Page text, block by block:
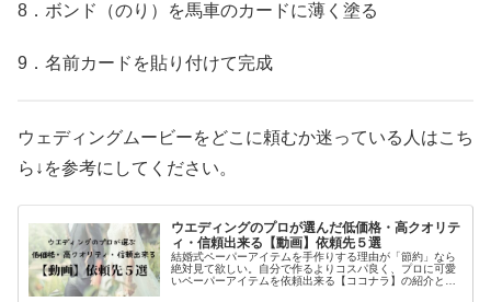
8．ボンド（のり）を馬車のカードに薄く塗る
9．名前カードを貼り付けて完成
ウェディングムービーをどこに頼むか迷っている人はこち
ら↓を参考にしてください。
ウエディングのプロが選んだ低価格・高クオリテ
ィ・信頼出来る【動画】依頼先５選
結婚式ペーパーアイテムを手作りする理由が「節約」なら
絶対見て欲しい。自分で作るよりコスパ良く、プロに可愛
いペーパーアイテムを依頼出来る【ココナラ】の紹介と、